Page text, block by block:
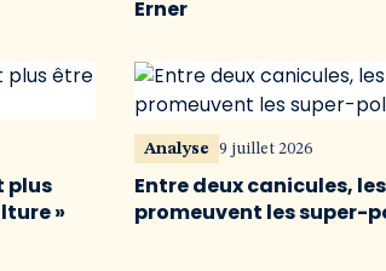
Erner
plus
»
Analyse 9 juillet 2026
Entre deux canicules,
promeuvent les super-